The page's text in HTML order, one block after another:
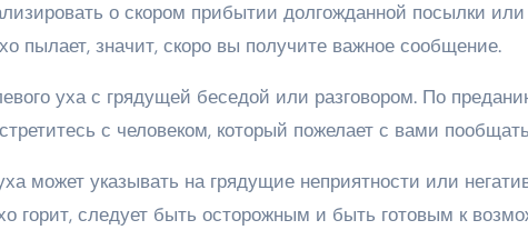
о скором прибытии долгожданной посылки или
пылает, значит, скоро вы получите важное сообщение.
уха с грядущей беседой или разговором. По
с человеком, который пожелает с вами
может указывать на грядущие неприятности или
горит, следует быть осторожным и быть готовым к